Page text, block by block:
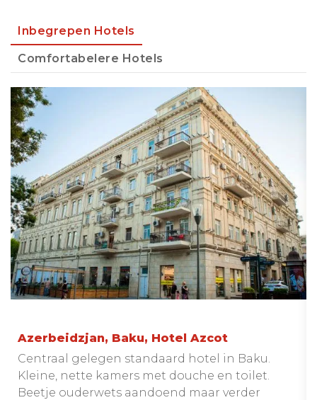
Inbegrepen Hotels
Comfortabelere Hotels
Azerbeidzjan, Baku, Hotel Azcot
Centraal gelegen standaard hotel in Baku.
Kleine, nette kamers met douche en toilet.
Beetje ouderwets aandoend maar verder